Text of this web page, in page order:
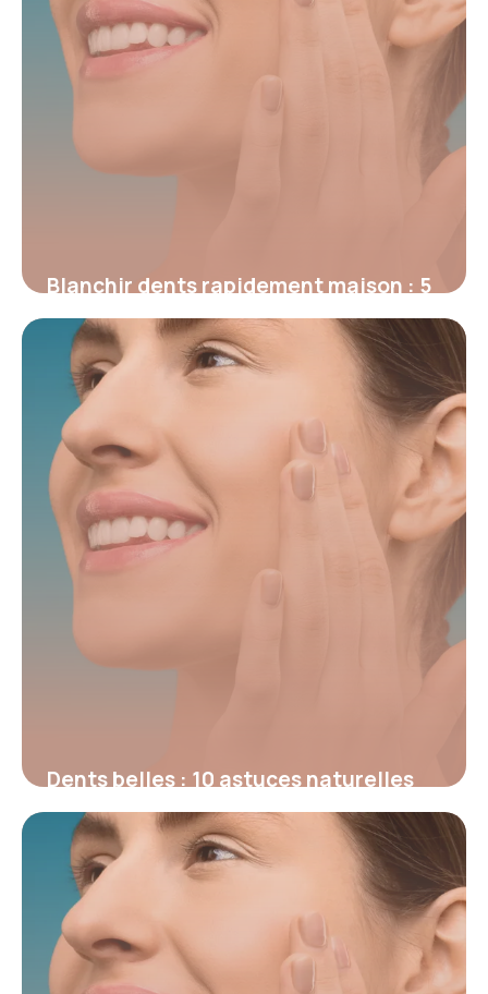
Blanchir dents rapidement maison : 5
méthodes efficaces
10 juin 2026
Dents belles : 10 astuces naturelles
2026
26 mai 2026